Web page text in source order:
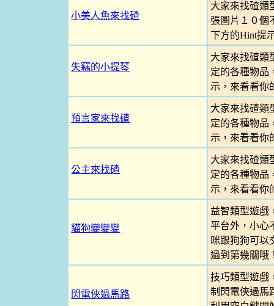
小美人魚來找碴
大家來找碴類
張圖片１０個
下方的Hint提
失竊的小提琴
大家來找碴類
定的各種物品
示，來看看你
預言家來找碴
大家來找碴類
定的各種物品
示，來看看你
公主來找碴
大家來找碴類
定的各種物品
示，來看看你
貓狗變變變
益智類型遊戲
平台外，小心
咪跟狗狗可以
過到第幾關哦
閃電俠過馬路
技巧類型遊戲
制閃電俠過馬